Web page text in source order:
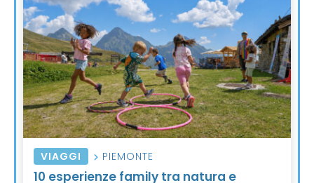
VIAGGI PIEMONTE
10 esperienze family tra natura e